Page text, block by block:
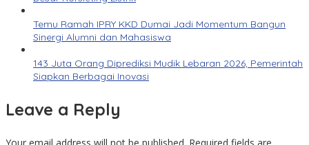
Temu Ramah IPRY KKD Dumai Jadi Momentum Bangun
Sinergi Alumni dan Mahasiswa
143 Juta Orang Diprediksi Mudik Lebaran 2026, Pemerintah
Siapkan Berbagai Inovasi
Leave a Reply